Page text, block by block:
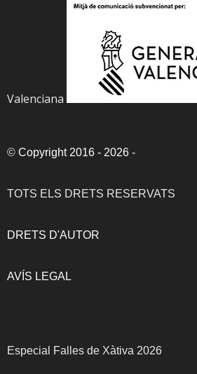
Valenciana
© Copyright 2016 - 2026 -
TOTS ELS DRETS RESERVATS
DRETS D'AUTOR
AVÍS LEGAL
Especial Falles de Xàtiva 2026